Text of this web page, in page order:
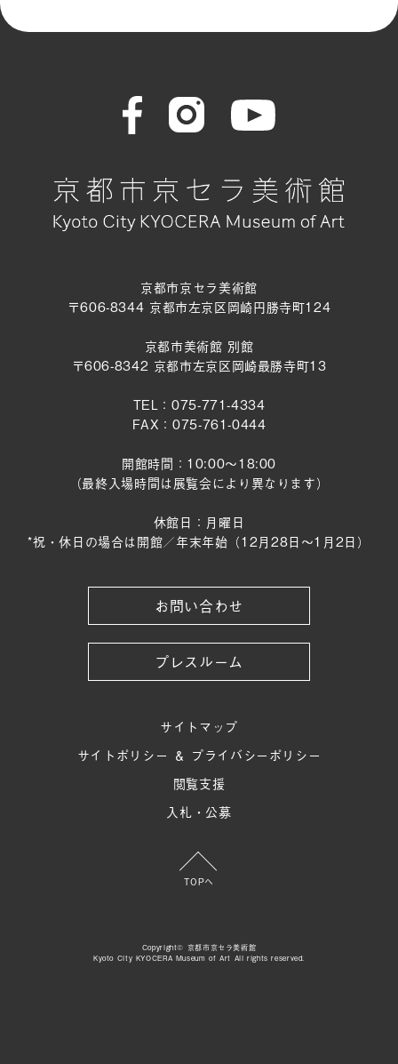
京都市京セラ美術館
〒606-8344 京都市左京区岡崎円勝寺町124
京都市美術館 別館
〒606-8342 京都市左京区岡崎最勝寺町13
TEL：075-771-4334
FAX：075-761-0444
開館時間：10:00～18:00
（最終入場時間は展覧会により異なります）
休館日：月曜日
*祝・休日の場合は開館／年末年始（12月28日〜1月2日）
お問い合わせ
プレスルーム
サイトマップ
サイトポリシー ＆ プライバシーポリシー
閲覧支援
入札・公募
TOPへ
Copyright© 京都市京セラ美術館
Kyoto City KYOCERA Museum of Art All rights reserved.